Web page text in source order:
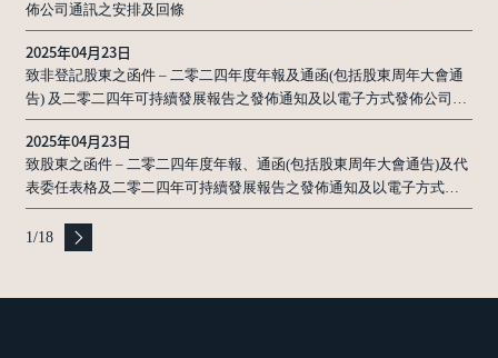
佈公司通訊之安排及回條
2025年04月23日
致非登記股東之函件 – 二零二四年度年報及通函(包括股東周年大會通
告) 及二零二四年可持續發展報告之發佈通知及以電子方式發佈公司通
訊之安排及回條
2025年04月23日
致股東之函件 – 二零二四年度年報、通函(包括股東周年大會通告)及代
表委任表格及二零二四年可持續發展報告之發佈通知及以電子方式發
佈公司通訊之安排及回條
1/18